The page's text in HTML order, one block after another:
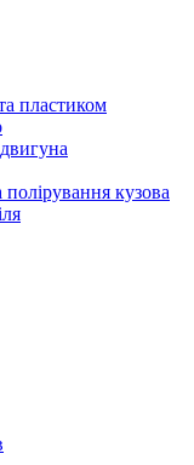
пластиком
кузова